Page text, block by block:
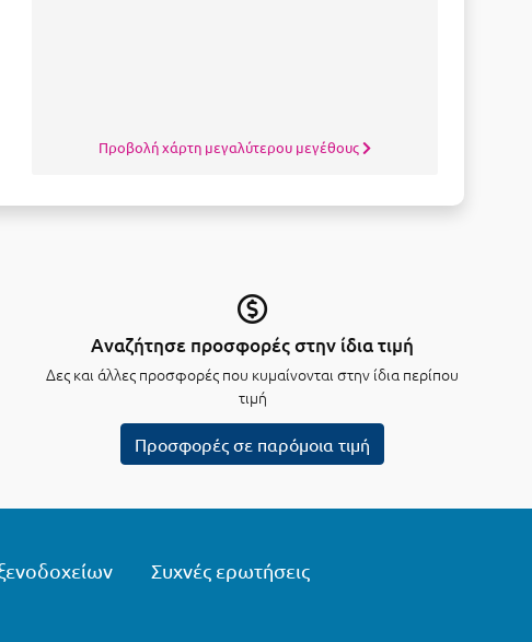
Προβολή χάρτη μεγαλύτερου μεγέθους
Αναζήτησε προσφορές στην ίδια τιμή
Δες και άλλες προσφορές που κυμαίνονται στην ίδια περίπου
τιμή
Προσφορές σε παρόμοια τιμή
Συχνές ερωτήσεις